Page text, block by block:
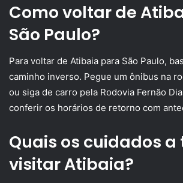
Como voltar de
São Paulo?
Para voltar de Atibaia para São Paulo,
caminho inverso. Pegue um ônibus na
ou siga de carro pela Rodovia Fernão
conferir os horários de retorno com
Quais os cuidados a
visitar Atibaia?